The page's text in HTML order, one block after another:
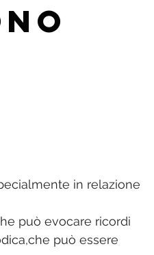
in relazione
può evocare ricordi
può essere